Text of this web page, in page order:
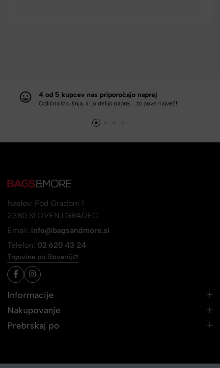
4 od 5 kupcev nas priporočajo naprej
Odlična izkušnja, ki jo delijo naprej... to pove največ!
Naslov: Pod Gradom 1
2380 SLOVENJ GRADEC
Email: info@bagsandmore.si
Telefon: 02 620 43 24
Trgovine po Sloveniji
Informacije
Nakupovanje
Prebrskaj po